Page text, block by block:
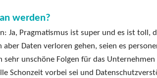
werden?
Ja, Pragmatismus ist super und es ist toll,
Daten verloren gehen, seien es
sehr unschöne Folgen für das
Schonzeit vorbei sei und